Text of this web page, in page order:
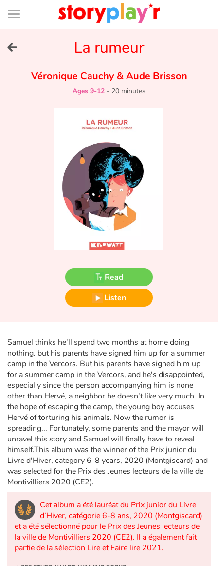
Connexion
Bibliothèque
de
page
Tales and classics in french
Fable, myth, literature and poetry
Princesses and princes, kings, queens and dragons
Ogres, monsters and witches
Heroines and Heroes
The animals
Travel, epic, investigation, adventure
Around the world
Learning
Arts, space, activities
Documentaries
With the family
Daily life and hobbies
At school
La rumeur
Véronique Cauchy&Aude Brisson
Ages 9-12 - 20 minutes
Read
Listen
Samuel thinks he'll spend two months at home doing
nothing, but his parents have signed him up for a summer
camp in the Vercors. But his parents have signed him up
for a summer camp in the Vercors, and he's disappointed,
especially since the person accompanying him is none
other than Hervé, a neighbor he doesn't like very much. In
the hope of escaping the camp, the young boy accuses
Hervé of torturing his animals. Now the rumor is
spreading... Fortunately, some parents and the mayor will
unravel this story and Samuel will finally have to reveal
himself.This album was the winner of the Prix junior du
Livre d'Hiver, category 6-8 years, 2020 (Montgiscard) and
was selected for the Prix des Jeunes lecteurs de la ville de
Montivilliers 2020 (CE2).
Cet album a été lauréat du Prix junior du Livre
d’Hiver, catégorie 6-8 ans, 2020 (Montgiscard)
et a été sélectionné pour le Prix des Jeunes lecteurs de
la ville de Montivilliers 2020 (CE2). Il a également fait
partie de la sélection Lire et Faire lire 2021.